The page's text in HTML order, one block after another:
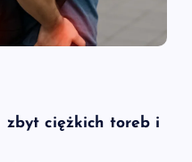
zbyt ciężkich toreb i